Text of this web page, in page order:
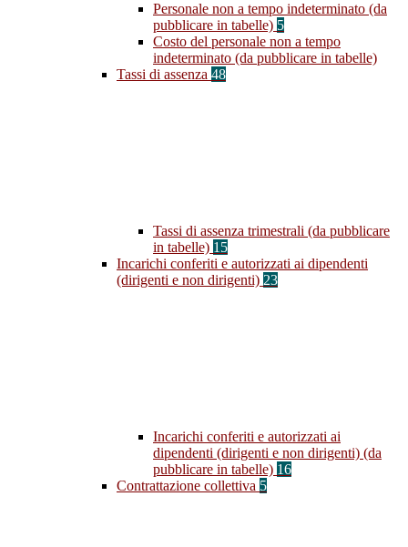
Personale non a tempo indeterminato (da
pubblicare in tabelle) 5
Costo del personale non a tempo
indeterminato (da pubblicare in tabelle)
Tassi di assenza 48
Tassi di assenza trimestrali (da pubblicare
in tabelle) 15
Incarichi conferiti e autorizzati ai dipendenti
(dirigenti e non dirigenti) 23
Incarichi conferiti e autorizzati ai
dipendenti (dirigenti e non dirigenti) (da
pubblicare in tabelle) 16
Contrattazione collettiva 5